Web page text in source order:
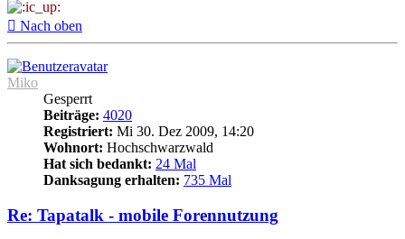
Nach oben
Miko
Gesperrt
Beiträge: 4020
Registriert: Mi 30. Dez 2009, 14:20
Wohnort: Hochschwarzwald
Hat sich bedankt: 24 Mal
Danksagung erhalten: 735 Mal
Re: Tapatalk - mobile Forennutzung